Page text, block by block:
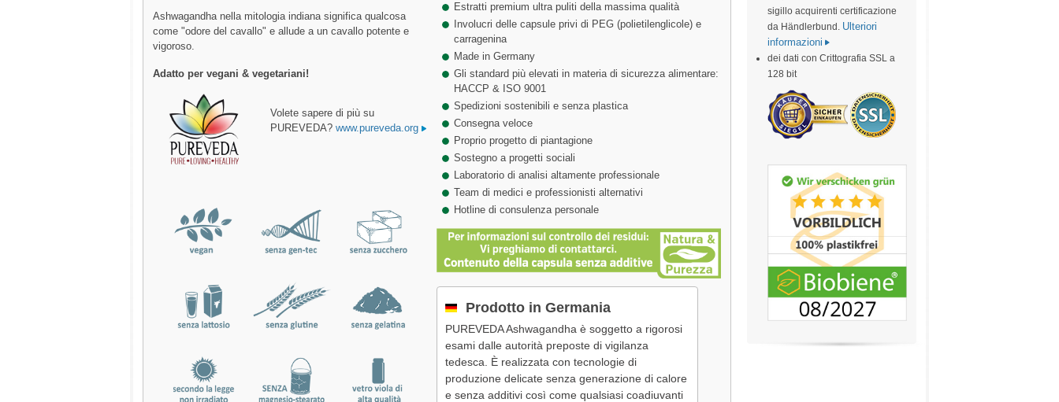
Ashwagandha nella mitologia indiana significa qualcosa
come "odore del cavallo" e allude a un cavallo potente e
vigoroso.
Adatto per vegani & vegetariani!
Volete sapere di più su
PUREVEDA? www.pureveda.org
Estratti premium ultra puliti della massima qualità
Involucri delle capsule privi di PEG (polietilenglicole) e
carragenina
Made in Germany
Gli standard più elevati in materia di sicurezza alimentare:
HACCP & ISO 9001
Spedizioni sostenibili e senza plastica
Consegna veloce
Proprio progetto di piantagione
Sostegno a progetti sociali
Laboratorio di analisi altamente professionale
Team di medici e professionisti alternativi
Hotline di consulenza personale
Prodotto in Germania
PUREVEDA Ashwagandha è soggetto a rigorosi
esami dalle autorità preposte di vigilanza
tedesca. È realizzata con tecnologie di
produzione delicate senza generazione di calore
e senza additivi così come qualsiasi coadiuvanti
sigillo acquirenti certificazione
da Händlerbund. Ulteriori
informazioni
dei dati con Crittografia SSL a
128 bit